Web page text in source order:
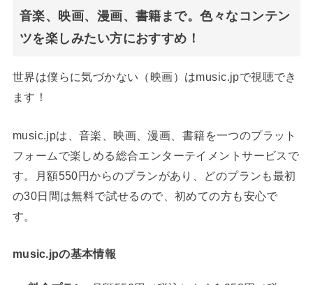
音楽、映画、漫画、書籍まで。色々なコンテン
ツを楽しみたい方におすすめ！
世界は僕らに気づかない（映画）はmusic.jpで視聴でき
ます！
music.jpは、音楽、映画、漫画、書籍を一つのプラット
フォームで楽しめる総合エンターテイメントサービスで
す。月額550円からのプランがあり、どのプランも最初
の30日間は無料で試せるので、初めての方も安心で
す。
music.jpの基本情報